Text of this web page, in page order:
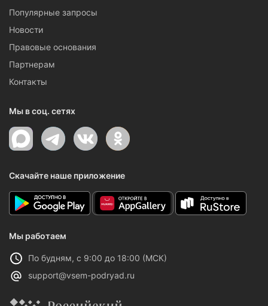
Популярные запросы
Новости
Правовые основания
Партнерам
Контакты
Мы в соц. сетях
Скачайте наше приложение
Мы работаем
По будням, с 9:00 до 18:00 (МСК)
support@vsem-podryad.ru